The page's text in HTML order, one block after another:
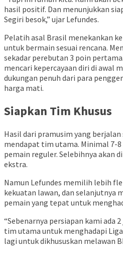
hasil positif. Dan menunjukkan
Segiri besok,” ujar Lefundes.
Pelatih asal Brasil menekankan
untuk bermain sesuai rencana.
sekadar perebutan 3 poin
mencari kepercayaan diri di awal
dukungan penuh dari para
harga mati.
Siapkan Tim Khusus
Hasil dari pramusim yang
mendapat tim utama. Minimal 7-
pemain reguler. Selebihnya akan
ekstra.
Namun Lefundes memilih lebih
kekuatan lawan, dan selanjutnya
pemain yang tepat untuk
“Sebenarnya persiapan kami ada
tim utama untuk menghadapi
lagi untuk dikhususkan melawan